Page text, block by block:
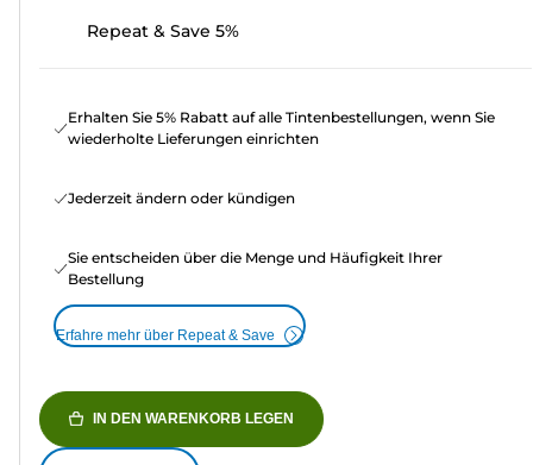
Repeat & Save 5%
Erhalten Sie 5% Rabatt auf alle Tintenbestellungen, wenn Sie
wiederholte Lieferungen einrichten
Jederzeit ändern oder kündigen
Sie entscheiden über die Menge und Häufigkeit Ihrer
Bestellung
Erfahre mehr über Repeat & Save
IN DEN WARENKORB LEGEN